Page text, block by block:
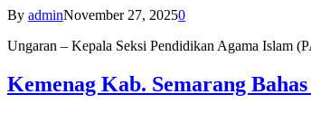
By adminNovember 27, 20250
Ungaran – Kepala Seksi Pendidikan Agama Islam
Kemenag Kab. Semarang